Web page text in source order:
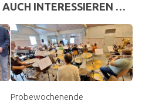
INTERESSIEREN …
Probewochenende